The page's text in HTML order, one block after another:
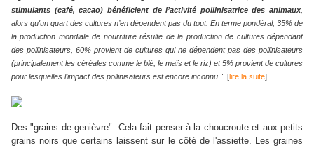
stimulants (café, cacao) bénéficient de l’activité pollinisatrice des animaux,
alors qu'un quart des cultures n’en dépendent pas du tout. En terme pondéral, 35% de
la production mondiale de nourriture résulte de la production de cultures dépendant
des pollinisateurs, 60% provient de cultures qui ne dépendent pas des pollinisateurs
(principalement les céréales comme le blé, le maïs et le riz) et 5% provient de cultures
pour lesquelles l’impact des pollinisateurs est encore inconnu."[lire la suite]
Des "grains de genièvre". Cela fait penser à la choucroute et aux petits
grains noirs que certains laissent sur le côté de l'assiette. Les graines